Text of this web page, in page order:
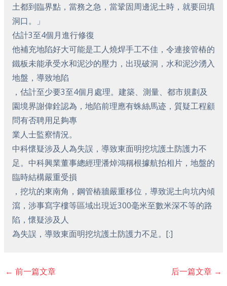
土都到臨界點，當務之急，當鞏固周邊泥土時，就要回填
洞口。」
估計3至4個月進行修復
他補充地陷好大可能是工人燒焊手工不佳，令連接管樁的
鐵板未能承受水和泥沙的壓力，出現破洞，水和泥沙湧入
地盤，導致地陷
，估計至少要3至4個月處理。建築、測量、都市規劃及
園境界謝偉銓認為，地陷前理應有蛛絲馬迹，質疑工程顧
問有否聘用足夠專
業人士監察情況。
中科懷疑涉及人為失誤，導致東面明挖坑護土防護力不
足。中科興業董事總經理潘焯鴻稱根據航拍相片，地盤的
臨時結構嚴重受損
，挖坑的東南角，鋼管樁牆嚴重移位，導致泥土向坑內傾
瀉，涉事寫字樓等區域出現近300毫米至數米深不等的路
陷，懷疑涉及人
為失誤，導致東面明挖坑護土防護力不足。[:]
← 前一篇文章 后一篇文章 →